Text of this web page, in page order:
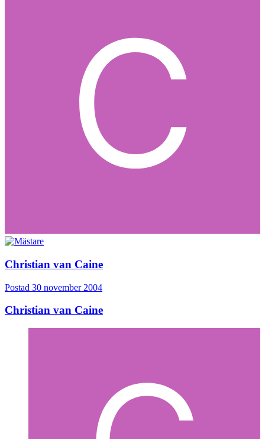
Christian van Caine
Postad 30 november 2004
Christian van Caine